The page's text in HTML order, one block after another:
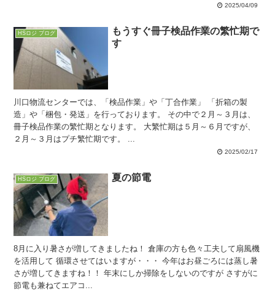
2025/04/09
HSロジ ブログ
もうすぐ冊子検品作業の繁忙期で
す
川口物流センターでは、「検品作業」や「丁合作業」 「折箱の製
造」や「梱包・発送」を行っております。 その中で２月～３月は、
冊子検品作業の繁忙期となります。 大繁忙期は５月～６月ですが、
２月～３月はプチ繁忙期です。 ...
2025/02/17
HSロジ ブログ 夏の節電
8月に入り暑さが増してきましたね！ 倉庫の方も色々工夫して扇風機
を活用して 循環させてはいますが・・・ 今年はお昼ごろには蒸し暑
さが増してきますね！！ 年末にしか掃除をしないのですが さすがに
節電も兼ねてエアコ...